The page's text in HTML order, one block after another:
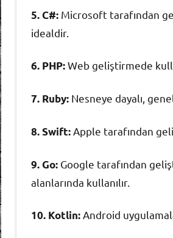
5. C#: Microsoft tarafından
idealdir.
6. PHP:Web geliştirmede
7. Ruby: Nesneye dayalı,
8. Swift: Apple tarafından
9. Go: Google tarafından
alanlarında kullanılır.
10. Kotlin: Android